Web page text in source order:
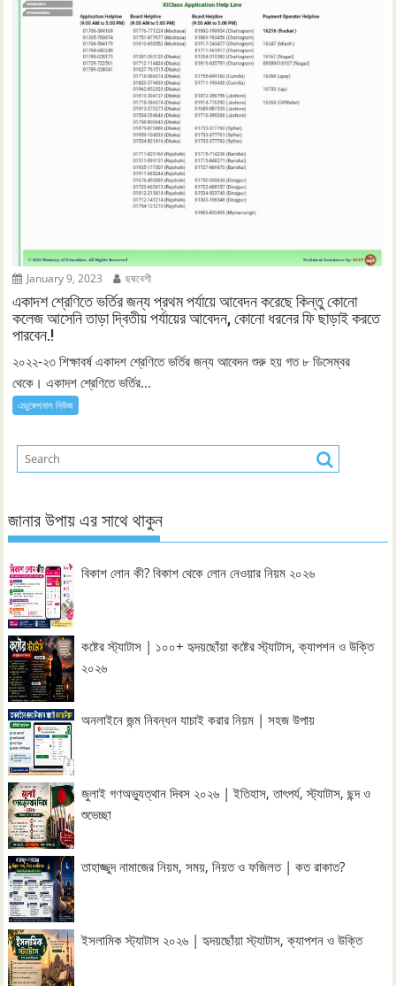
January 9, 2023 ছদ্মবেশী
একাদশ শ্রেণিতে ভর্তির জন্য প্রথম পর্যায়ে আবেদন করেছে কিন্তু কোনো
কলেজ আসেনি তাড়া দ্বিতীয় পর্যায়ের আবেদন, কোনো ধরনের ফি ছাড়াই করতে
পারবেন.!
২০২২-২৩ শিক্ষাবর্ষ একাদশ শ্রেণিতে ভর্তির জন্য আবেদন শুরু হয় গত ৮ ডিসেম্বর
থেকে। একাদশ শ্রেণিতে ভর্তির...
এডুকেশনাল নিউজ
জানার উপায় এর সাথে থাকুন
বিকাশ লোন কী? বিকাশ থেকে লোন নেওয়ার নিয়ম ২০২৬
কষ্টের স্ট্যাটাস | ১০০+ হৃদয়ছোঁয়া কষ্টের স্ট্যাটাস, ক্যাপশন ও উক্তি
২০২৬
অনলাইনে জন্ম নিবন্ধন যাচাই করার নিয়ম | সহজ উপায়
জুলাই গণঅভ্যুত্থান দিবস ২০২৬ | ইতিহাস, তাৎপর্য, স্ট্যাটাস, ছন্দ ও
শুভেচ্ছা
তাহাজ্জুদ নামাজের নিয়ম, সময়, নিয়ত ও ফজিলত | কত রাকাত?
ইসলামিক স্ট্যাটাস ২০২৬ | হৃদয়ছোঁয়া স্ট্যাটাস, ক্যাপশন ও উক্তি